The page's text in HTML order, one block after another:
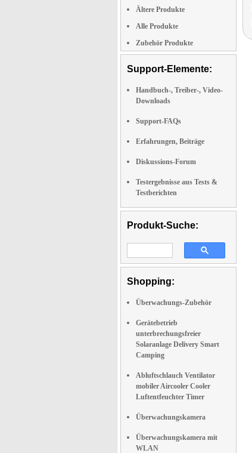
Ältere Produkte
Alle Produkte
Zubehör Produkte
Support-Elemente:
Handbuch-, Treiber-, Video-
Downloads
Support-FAQs
Erfahrungen, Beiträge
Diskussions-Forum
Testergebnisse aus Tests &
Testberichten
Produkt-Suche:
Shopping:
Überwachungs-Zubehör
Gerätebetrieb
unterbrechungsfreier
Solaranlage Delivery Smart
Camping
Abluftschlauch Ventilator
mobiler Aircooler Cooler
Luftentfeuchter Timer
Überwachungskamera
Überwachungskamera mit
WLAN